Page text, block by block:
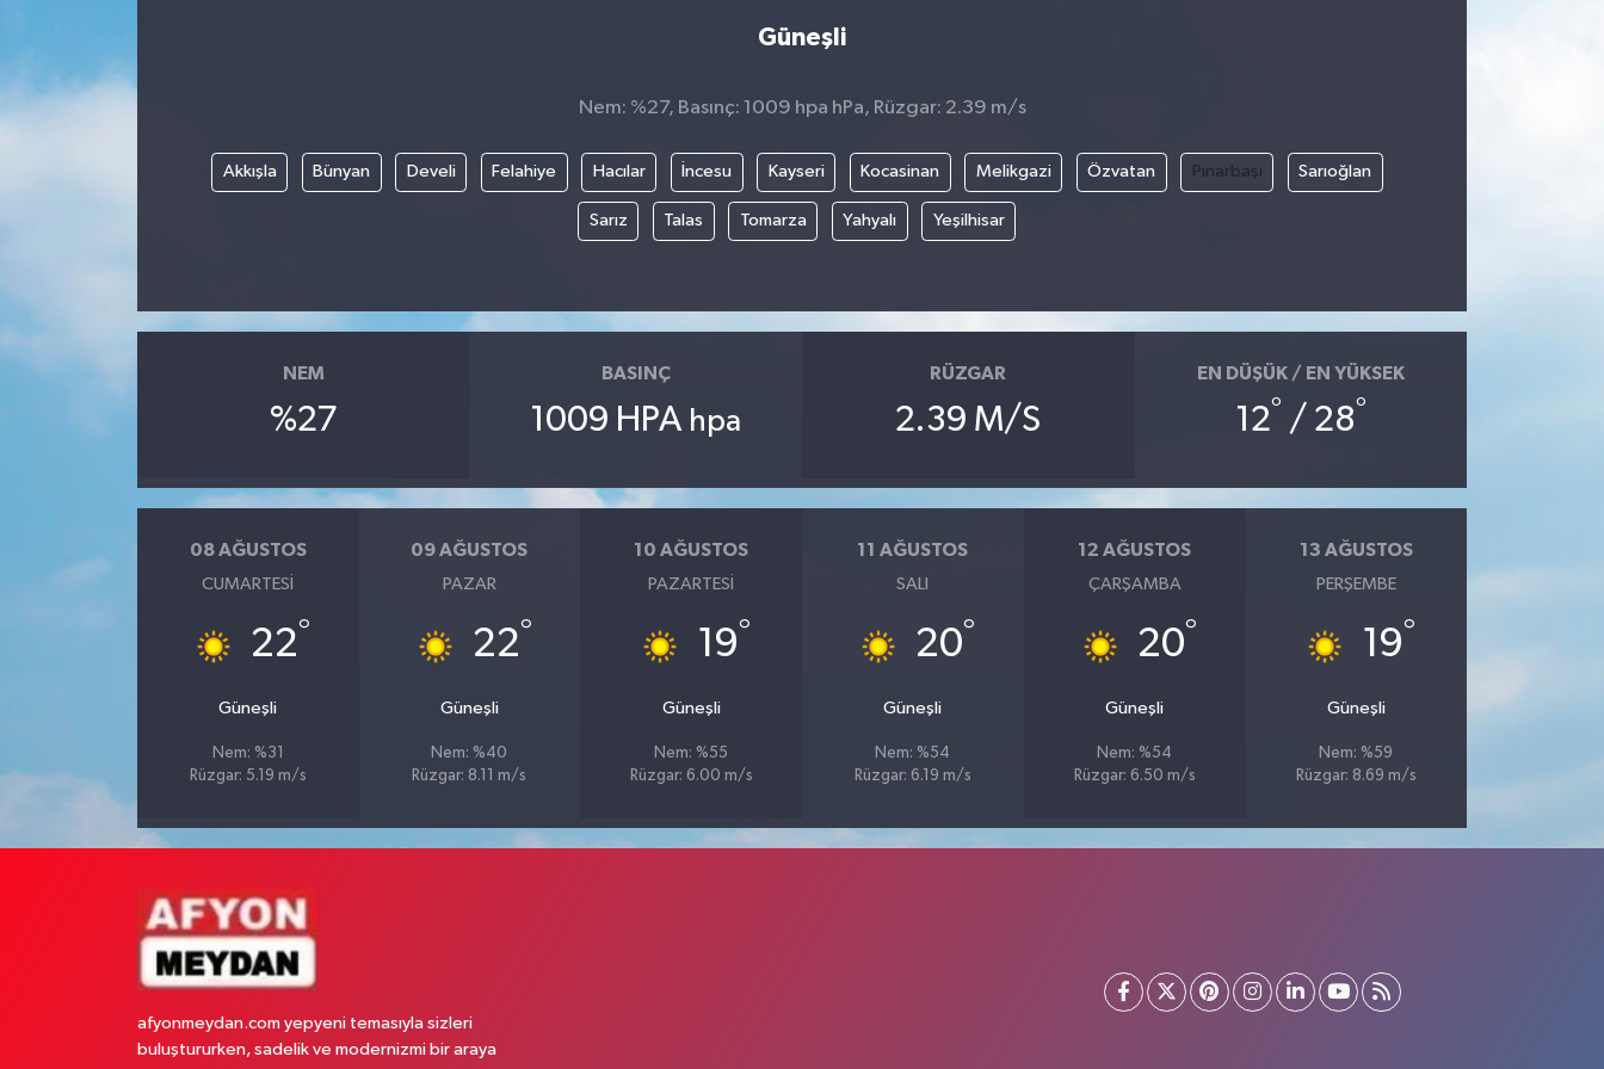
Güneşli
Nem: %27, Basınç: 1009 hpa hPa, Rüzgar: 2.39 m/s
Akkışla Bünyan Develi Felahiye Hacılar İncesu Kayseri Kocasinan Melikgazi Özvatan Pınarbaşı Sarıoğlan
Sarız Talas Tomarza Yahyalı Yeşilhisar
NEM
%27
BASINÇ
1009 HPA hpa
RÜZGAR
2.39 M/S
EN DÜŞÜK / EN YÜKSEK
12° / 28°
08 AĞUSTOS
CUMARTESI
22°
Güneşli
Nem: %31
Rüzgar: 5.19 m/s
09 AĞUSTOS
PAZAR
22°
Güneşli
Nem: %40
Rüzgar: 8.11 m/s
10 AĞUSTOS
PAZARTESI
19°
Güneşli
Nem: %55
Rüzgar: 6.00 m/s
11 AĞUSTOS
SALI
20°
Güneşli
Nem: %54
Rüzgar: 6.19 m/s
12 AĞUSTOS
ÇARŞAMBA
20°
Güneşli
Nem: %54
Rüzgar: 6.50 m/s
13 AĞUSTOS
PERŞEMBE
19°
Güneşli
Nem: %59
Rüzgar: 8.69 m/s
afyonmeydan.com yepyeni temasıyla sizleri
buluştururken, sadelik ve modernizmi bir araya